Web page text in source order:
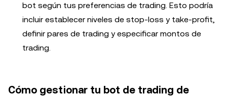
bot según tus preferencias de trading. Esto podría
incluir establecer niveles de stop-loss y take-profit,
definir pares de trading y especificar montos de
trading.
Cómo gestionar tu bot de trading de